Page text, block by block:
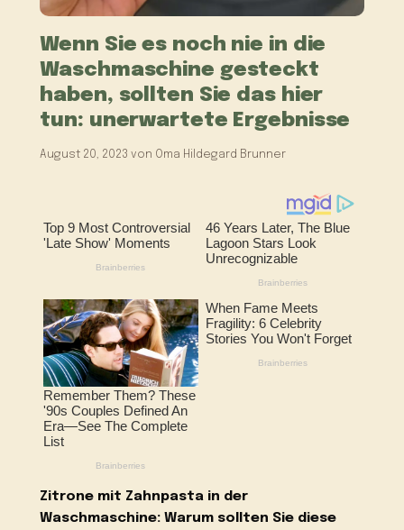
Wenn Sie es noch nie in die
Waschmaschine gesteckt
haben, sollten Sie das hier
tun: unerwartete Ergebnisse
August 20, 2023 von Oma Hildegard Brunner
Zitrone mit Zahnpasta in der
Waschmaschine: Warum sollten Sie diese